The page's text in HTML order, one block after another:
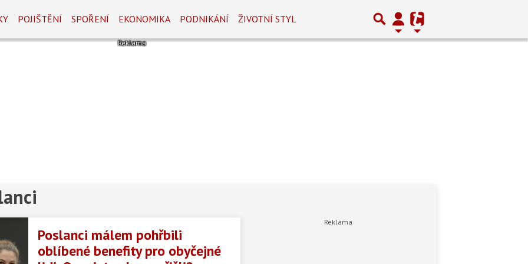
POJIŠTĚNÍ SPOŘENÍ EKONOMIKA PODNIKÁNÍ ŽIVOTNÍ STYL
Poslanci málem pohřbili
oblíbené benefity pro obyčejné